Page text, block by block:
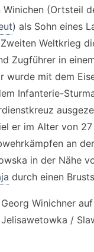
Winichen (Ortsteil
) als Sohn eines
Weltkrieg
Zugführer in
wurde mit dem
Infanterie-
er im Alter von
an der
in der Nähe
durch einen
Winichner
/